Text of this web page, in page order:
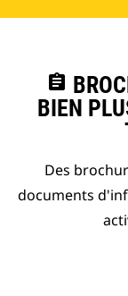
assignment
BIEN
Des
documents